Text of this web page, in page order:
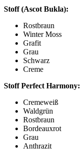
Stoff (Ascot Bukla):
Rostbraun
Winter Moss
Grafit
Grau
Schwarz
Creme
Stoff Perfect Harmony:
Cremeweiß
Waldgrün
Rostbraun
Bordeauxrot
Grau
Anthrazit